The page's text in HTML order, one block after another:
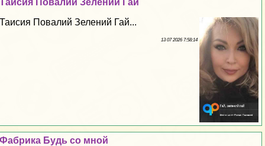
Таисия Повалий Зелений Гай
Таисия Повалий Зелений Гай...
13 07 2026 7:58:14
Фабрика Будь со мной